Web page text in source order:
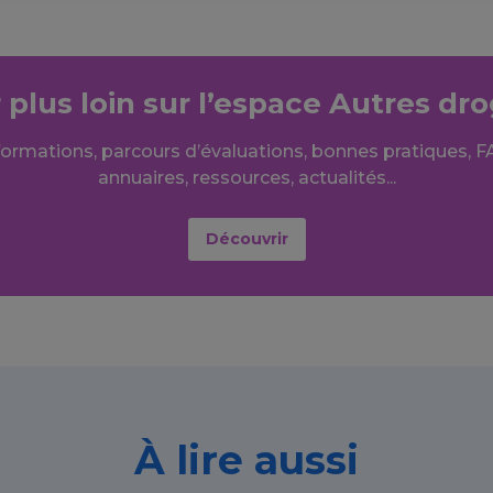
loin sur l’espace Autres
parcours d’évaluations, bonnes pratiques,
annuaires, ressources, actualités...
Découvrir
À lire aussi